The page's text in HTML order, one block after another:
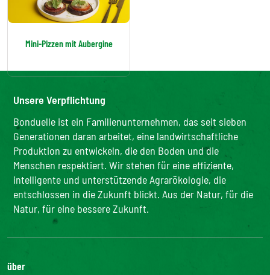
Mini-Pizzen mit Aubergine
Unsere Verpflichtung
Bonduelle ist ein Familienunternehmen, das seit sieben
Generationen daran arbeitet, eine landwirtschaftliche
Produktion zu entwickeln, die den Boden und die
Menschen respektiert. Wir stehen für eine effiziente,
intelligente und unterstützende Agrarökologie, die
entschlossen in die Zukunft blickt. Aus der Natur, für die
Natur, für eine bessere Zukunft.
über